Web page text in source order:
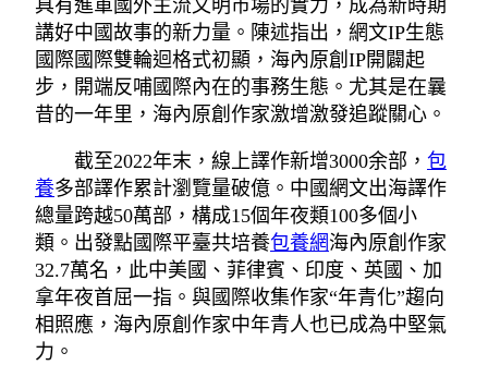
具有進軍國外主流文明市場的實力，成為新時期
講好中國故事的新力量。陳述指出，網文IP生態
國際國際雙輪迴格式初顯，海內原創IP開闢起
步，開端反哺國際內在的事務生態。尤其是在曩
昔的一年里，海內原創作家激增激發追蹤關心。
截至2022年末，線上譯作新增3000余部， 包
養多部譯作累計瀏覽量破億。中國網文出海譯作
總量跨越50萬部，構成15個年夜類100多個小
類。出發點國際平臺共培養包養網海內原創作家
32.7萬名，此中美國、菲律賓、印度、英國、加
拿年夜首屈一指。與國際收集作家“年青化”趨向
相照應，海內原創作家中年青人也已成為中堅氣
力。